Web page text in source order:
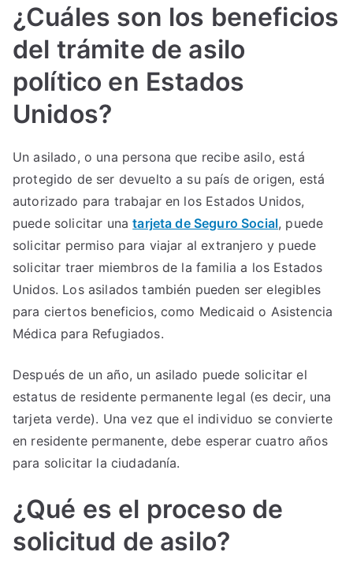
¿Cuáles son los beneficios
del trámite de asilo
político en Estados
Unidos?
Un asilado, o una persona que recibe asilo, está
protegido de ser devuelto a su país de origen, está
autorizado para trabajar en los Estados Unidos,
puede solicitar unatarjeta de Seguro Social, puede
solicitar permiso para viajar al extranjero y puede
solicitar traer miembros de la familia a los Estados
Unidos. Los asilados también pueden ser elegibles
para ciertos beneficios, como Medicaid o Asistencia
Médica para Refugiados.
Después de un año, un asilado puede solicitar el
estatus de residente permanente legal (es decir, una
tarjeta verde). Una vez que el individuo se convierte
en residente permanente, debe esperar cuatro años
para solicitar la ciudadanía.
¿Qué es el proceso de
solicitud de asilo?